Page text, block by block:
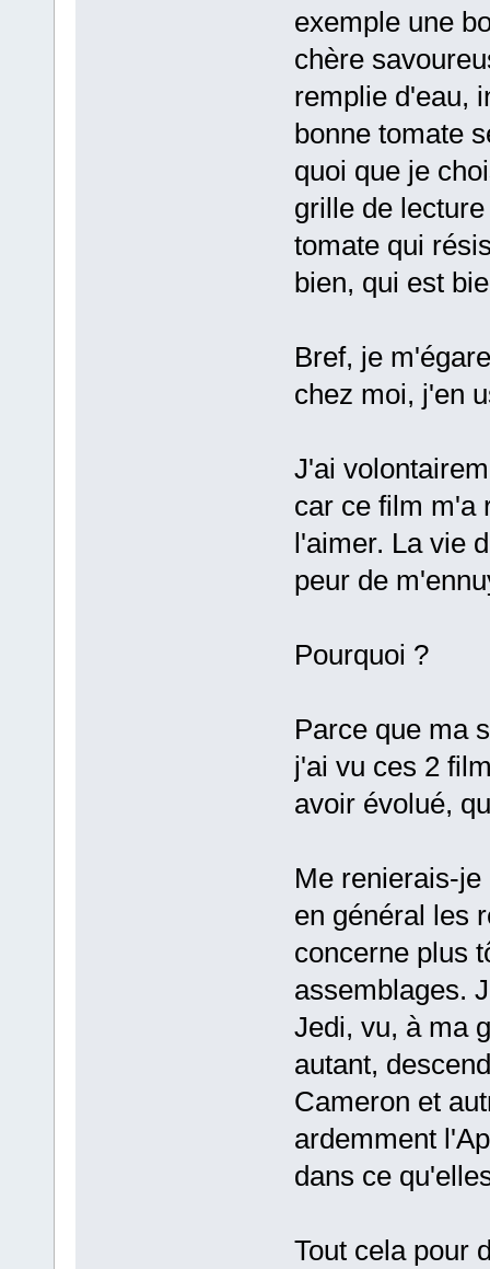
exemple une
chère
remplie d'eau,
bonne tomate
quoi que je
grille de
tomate qui
bien, qui est
Bref, je
chez moi, j'en
J'ai
car ce film m'a
l'aimer. La vie
peur de
Pourquoi ?
Parce que ma
j'ai vu ces 2
avoir évolué,
Me renierais-
en général les
concerne plus
assemblages.
Jedi, vu, à ma
autant,
Cameron et
ardemment
dans ce
Tout cela pour